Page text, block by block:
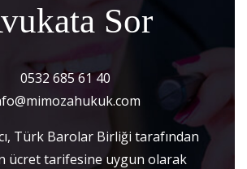
Sor
0532 685 61 40
Türk Barolar Birliği tarafından
ücret tarifesine uygun olarak